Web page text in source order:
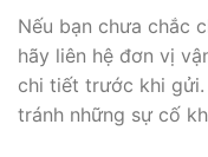
Nếu bạn chưa chắc
hãy liên hệ đơn vị
chi tiết trước khi
tránh những sự cố